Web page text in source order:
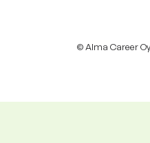
© Alma Career